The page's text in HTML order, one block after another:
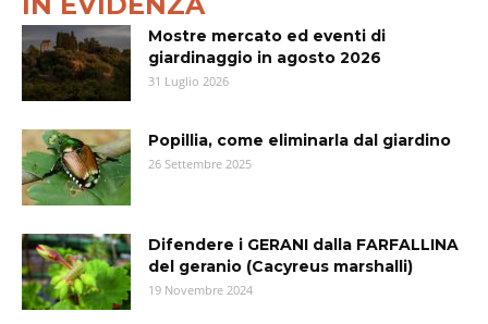
Mostre mercato ed eventi di
giardinaggio in agosto 2026
31 Luglio 2026
Popillia, come eliminarla dal giardino
26 Settembre 2025
Difendere i GERANI dalla FARFALLINA
del geranio (Cacyreus marshalli)
19 Novembre 2024